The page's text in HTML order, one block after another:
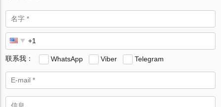
联系我： WhatsApp Viber Telegram